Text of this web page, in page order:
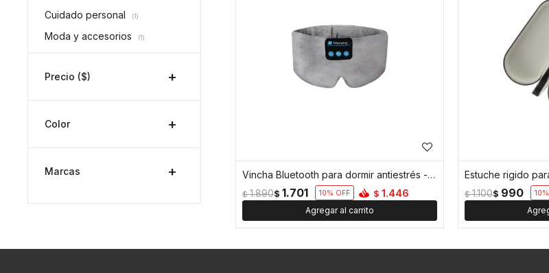
Vincha Bluetooth para dormir antiestrés - Gris
$ 1.701
$ 1.890 10 $ 1.446 $ 990
$ 1.100 10
Cuidado personal (1)
Moda y accesorios (1)
Precio ($)
Color
Marcas